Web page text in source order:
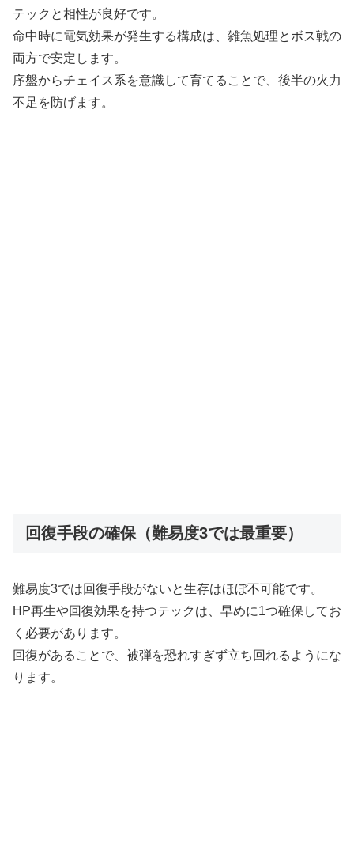
テックと相性が良好です。
命中時に電気効果が発生する構成は、雑魚処理とボス戦の
両方で安定します。
序盤からチェイス系を意識して育てることで、後半の火力
不足を防げます。
回復手段の確保（難易度3では最重要）
難易度3では回復手段がないと生存はほぼ不可能です。
HP再生や回復効果を持つテックは、早めに1つ確保してお
く必要があります。
回復があることで、被弾を恐れすぎず立ち回れるようにな
ります。